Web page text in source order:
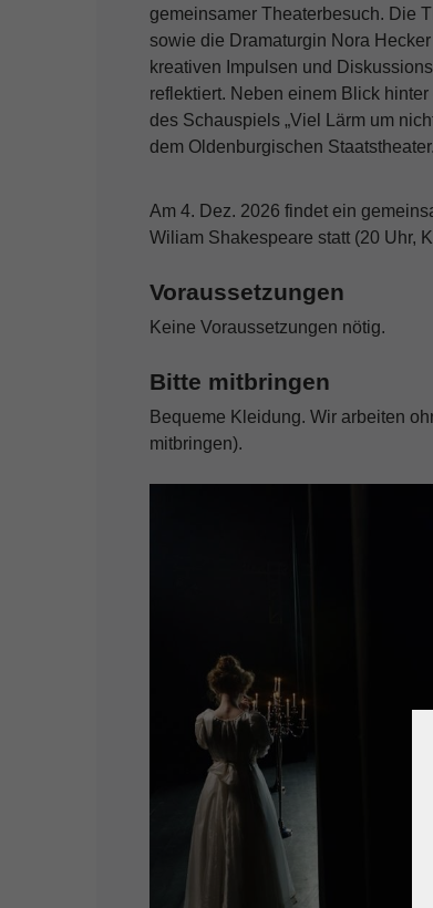
gemeinsamer Theaterbesuch. Die
sowie die Dramaturgin Nora
kreativen Impulsen und
reflektiert. Neben einem Blick
des Schauspiels „Viel Lärm um
dem Oldenburgischen Staatstheater.
Am 4. Dez. 2026 findet ein
Wiliam Shakespeare statt (20 Uhr,
Voraussetzungen
Keine Voraussetzungen nötig.
Bitte mitbringen
Bequeme Kleidung. Wir arbeiten
mitbringen).